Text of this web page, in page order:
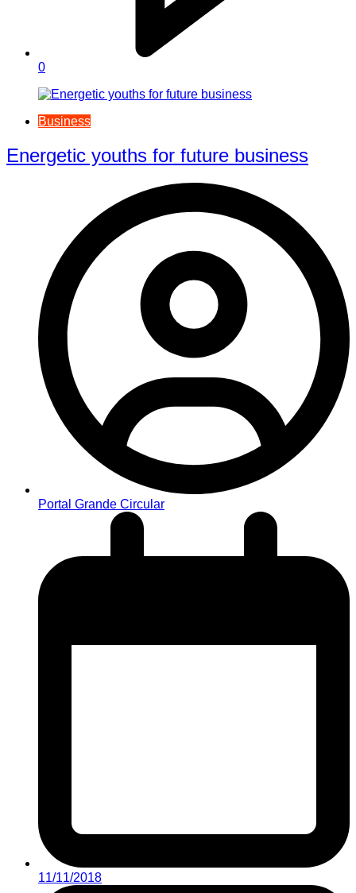
0
Business
Energetic youths for future business
Portal Grande Circular
11/11/2018